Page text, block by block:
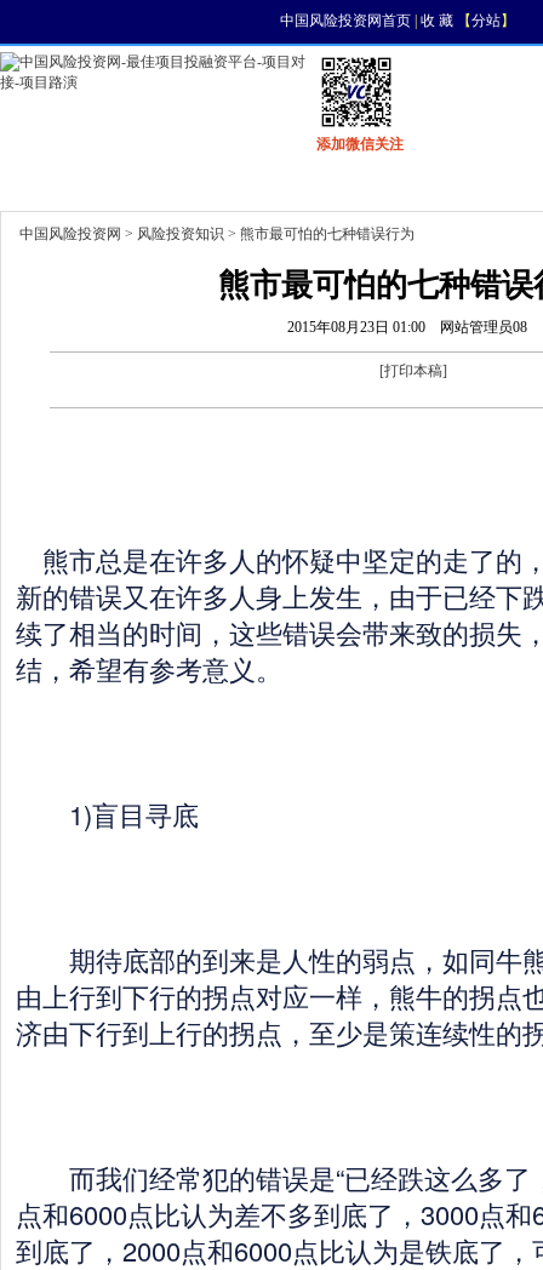
中国风险投资网首页| 收 藏【分站】
添加微信关注
中国风险投资网 > 风险投资知识 > 熊市最可怕的七种错误行为
熊市最可怕的七种错误
2015年08月23日 01:00 网站管理员08
[打印本稿]
熊市总是在许多人的怀疑中坚定的走了的
新的错误又在许多人身上发生，由于已经下
续了相当的时间，这些错误会带来致的损失
结，希望有参考意义。
1)盲目寻底
期待底部的到来是人性的弱点，如同牛
由上行到下行的拐点对应一样，熊牛的拐点
济由下行到上行的拐点，至少是策连续性的
而我们经常犯的错误是“已经跌这么多了
点和6000点比认为差不多到底了，3000点
到底了，2000点和6000点比认为是铁底了